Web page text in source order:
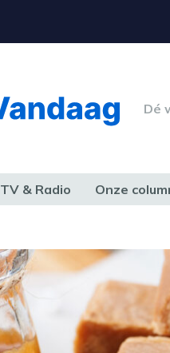
Dé
TV & Radio Onze